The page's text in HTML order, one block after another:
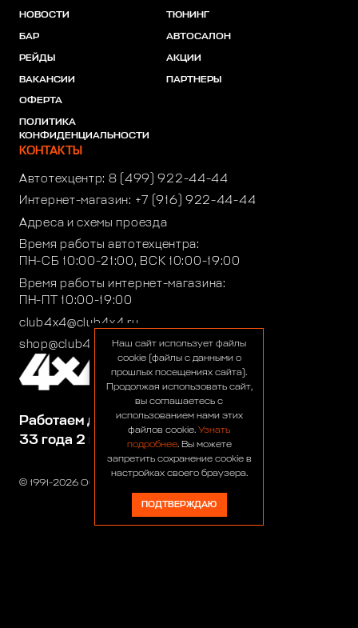
© 1991-2026 ООО «Сервис 4х4»
Работаем для вас:
33 года 2 месяца 25 дней
НОВОСТИ
БАР
РЕЙДЫ
ВАКАНСИИ
ОФЕРТА
ПОЛИТИКА
КОНФИДЕНЦИАЛЬНОСТИ
ТЮНИНГ
АВТОСАЛОН
АКЦИИ
ПАРТНЕРЫ
КОНТАКТЫ
Автотехцентр: 8 (499) 922-44-44
Интернет-магазин: +7 (916) 922-44-44
Адреса и схемы проезда
Время работы автотехцентра:
ПН-СБ 10:00-21:00, ВСК 10:00-19:00
Время работы интернет-магазина:
ПН-ПТ 10:00-19:00
club4x4@club4x4.ru
shop@club4x4.ruНаш сайт использует файлы
cookie (файлы с данными о
прошлых посещениях сайта).
Продолжая использовать сайт,
вы соглашаетесь с
использованием нами этих
файлов cookie. Узнать
подробнее. Вы можете
запретить сохранение cookie в
настройках своего браузера.
ПОДТВЕРЖДАЮ